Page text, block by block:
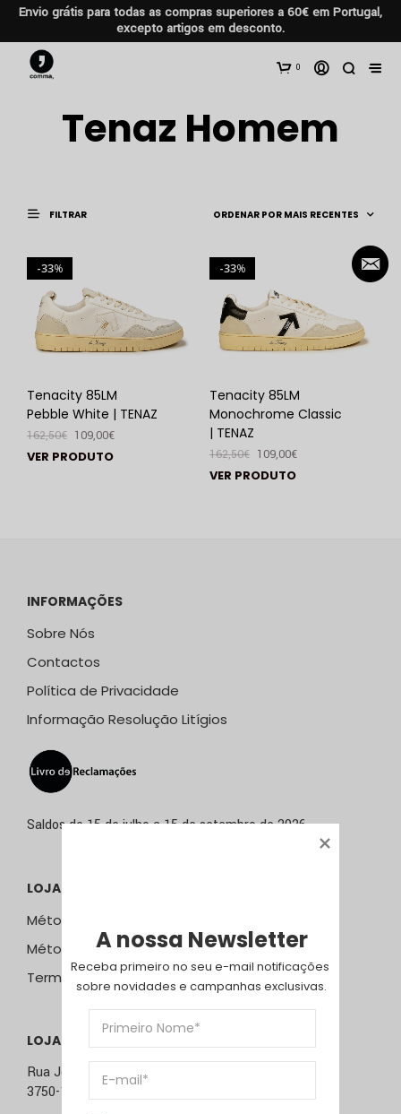
Envio grátis para todas as compras superiores a 60€ em Portugal,
excepto artigos em desconto.
0
Tenaz Homem
FILTRAR
%
33
Tenacity 85LM
Pebble White | TENAZ
162,50€ 109,00€
VER PRODUTO
%
33
Tenacity 85LM
Monochrome Classic
| TENAZ
162,50€ 109,00€
VER PRODUTO
INFORMAÇÕES
Sobre Nós
Contactos
Política de Privacidade
Informação Resolução Litígios
Saldos de 15 de julho a 15 de setembro de 2026
LOJA ONLINE
Métodos e Custos de Envio
Métodos de Pagamento
Termos & Condições
LOJA ÁGUEDA
Rua José Sucena, 231
3750-157 Águeda
A nossa Newsletter
Receba primeiro no seu e-mail notificações
sobre novidades e campanhas exclusivas.